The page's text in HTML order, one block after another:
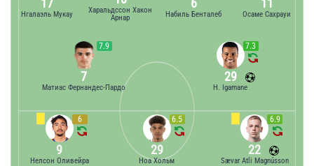
Осаме Сахрауи
Набиль Бенталеб
Харальдссон Хакон
Арнар
Нгалаэль Мукау
7.3
29
H. Igamane
7.9
7
Матиас Фернандес-Пардо
6
9
Нелсон Оливейра
6.5
29
Ноа Хольм
6.9
22
Sævar Atli Magnússon